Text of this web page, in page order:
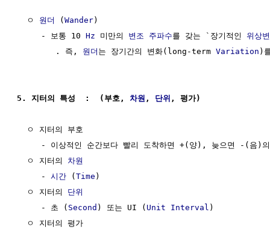
  ㅇ
원더 (Wander)
     - 보통 10
Hz 미만의 변조 주파수를 갖는 `장기적인 위상
        . 즉,
원더 는 장기간의 변화(long-term Variation )
5. 지터의 특성  :  (부호, 차원 , 단위 , 평가)
  ㅇ 지터의 부호
- 이상적인 순간보다 빨리 도착하면 +(양), 늦으면 -(음)
  ㅇ 지터의
차원
     -
시간 (Time )
  ㅇ 지터의
단위
     - 초 (
Second ) 또는 UI ( Unit Interval )
  ㅇ 지터의 평가